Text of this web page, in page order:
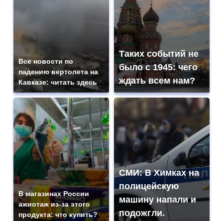
Все новости по
падению вертолета на
Кавказе: читать здесь
Таких событий не
было с 1945: чего
ждать всем нам?
В магазинах России
ажиотаж из-за этого
продукта: что купить?
СМИ: В Химках на
полицейскую
машину напали и
подожгли.